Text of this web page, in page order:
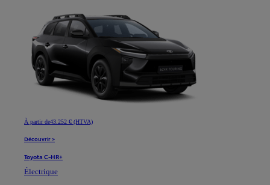
À partir de43.252 € (HTVA)
Découvrir >
Toyota C-HR+
Électrique